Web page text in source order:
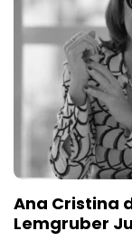
Ana Cristina
Lemgruber